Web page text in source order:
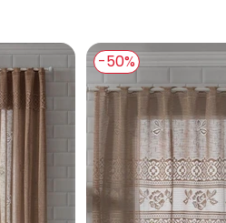
-50%